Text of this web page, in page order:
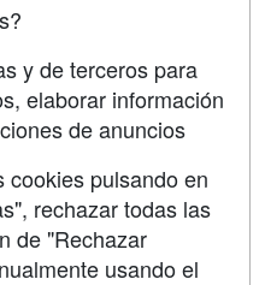
y de terceros para
elaborar información
de anuncios
cookies pulsando en
rechazar todas las
de "Rechazar
usando el